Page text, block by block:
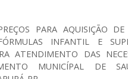
PARA AQUISIÇÃO DE
INFANTIL E
ATENDIMENTO DAS
MUNICÍPAL DE